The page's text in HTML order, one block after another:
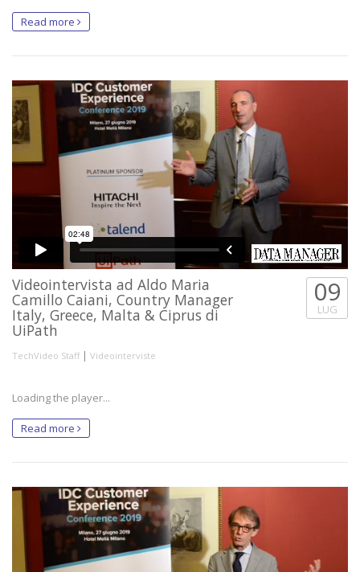
Read more
Videointervista ad Aldo Maria
Camillo Caiani, Country Manager
Italy, Greece, Malta & Ciprus di
UiPath
TechVideo Staff | Videointerviste
09
LUG
Loading the player...
Read more